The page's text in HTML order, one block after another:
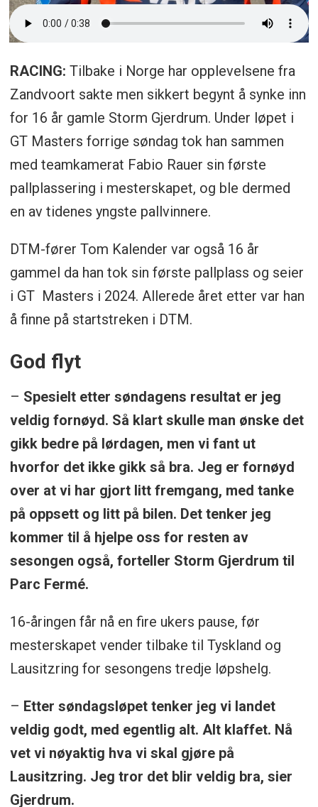
RACING: Tilbake i Norge har opplevelsene fra
Zandvoort sakte men sikkert begynt å synke inn
for 16 år gamle Storm Gjerdrum. Under løpet i
GT Masters forrige søndag tok han sammen
med teamkamerat Fabio Rauer sin første
pallplassering i mesterskapet, og ble dermed
en av tidenes yngste pallvinnere.
DTM-fører Tom Kalender var også 16 år
gammel da han tok sin første pallplass og seier
i GT Masters i 2024. Allerede året etter var han
å finne på startstreken i DTM.
God flyt
– Spesielt etter søndagens resultat er jeg
veldig fornøyd. Så klart skulle man ønske det
gikk bedre på lørdagen, men vi fant ut
hvorfor det ikke gikk så bra. Jeg er fornøyd
over at vi har gjort litt fremgang, med tanke
på oppsett og litt på bilen. Det tenker jeg
kommer til å hjelpe oss for resten av
sesongen også, forteller Storm Gjerdrum til
Parc Fermé.
16-åringen får nå en fire ukers pause, før
mesterskapet vender tilbake til Tyskland og
Lausitzring for sesongens tredje løpshelg.
– Etter søndagsløpet tenker jeg vi landet
veldig godt, med egentlig alt. Alt klaffet. Nå
vet vi nøyaktig hva vi skal gjøre på
Lausitzring. Jeg tror det blir veldig bra, sier
Gjerdrum.